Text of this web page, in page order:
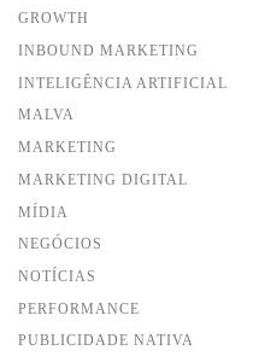
GROWTH
INBOUND MARKETING
INTELIGÊNCIA ARTIFICIAL
MALVA
MARKETING
MARKETING DIGITAL
MÍDIA
NEGÓCIOS
NOTÍCIAS
PERFORMANCE
PUBLICIDADE NATIVA